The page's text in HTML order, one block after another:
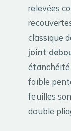
relevées
classique
joint
étanchéité
faible
feuilles
double